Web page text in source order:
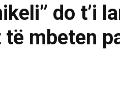
do t’i
mbeten